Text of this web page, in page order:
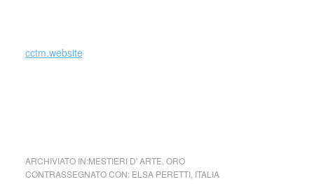
cctm.website
ARCHIVIATO IN:MESTIERI D' ARTE ORO
CONTRASSEGNATO CON: ELSA PERETTI, ITALIA